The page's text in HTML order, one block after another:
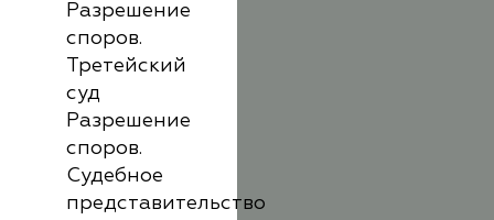
Разрешение
споров.
Третейский
суд
Разрешение
споров.
Судебное
представительство